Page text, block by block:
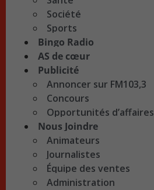
Société
Sports
Bingo Radio
AS de cœur
Publicité
Annoncer sur FM103,3
Concours
Opportunités d’affaires
Nous Joindre
Animateurs
Journalistes
Équipe des ventes
Administration